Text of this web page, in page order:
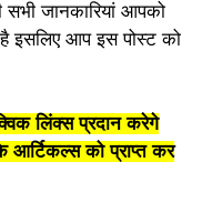
सभी जानकारियां आपको
है इसलिए आप इस पोस्ट को
लिंक्स प्रदान करेगे
को प्राप्त कर